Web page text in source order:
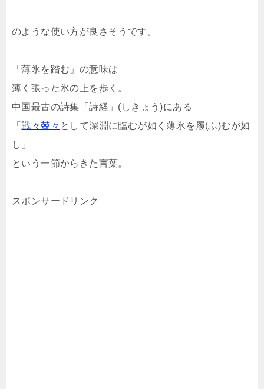
のような使い方が良さそうです。
「薄氷を踏む」の意味は
薄く張った氷の上を歩く。
中国最古の詩集「詩経」(しきょう)にある
「戦々兢々 として深淵に臨むが如く薄氷を履(ふ)むが如
し」
という一節からきた言葉。
スポンサードリンク